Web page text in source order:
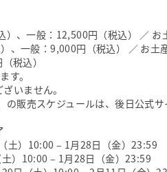
）、一般：12,500円（税込） ／ お
、一般：9,000円（税込） ／ お土
税込）
す。
いません。
販売スケジュールは、後日公式サ
土）10:00 – 1月28日（金）23:59
）10:00 – 1月28日（金）23:59